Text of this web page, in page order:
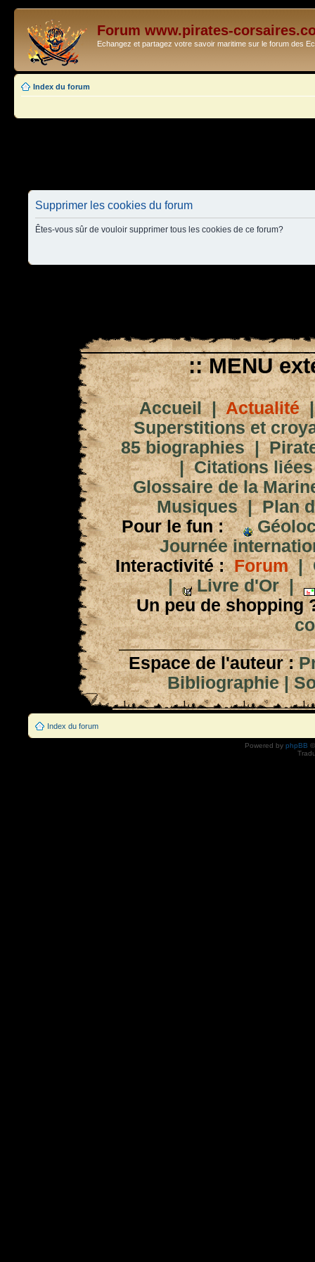
Forum www.pirates-
Echangez et partagez votre savoir maritime sur le forum des
Index du forum
Supprimer les cookies du forum
Êtes-vous sûr de vouloir supprimer tous les cookies de ce forum?
:: MENU
Accueil|Actualité
Superstitions et
85 biographies|
|Citations
Glossaire de la
Musiques|Plan
Pour le fun :
Journée
Interactivité : Forum|
|
Livre d'Or|
Un peu de shopping
Espace de l'auteur :
Bibliographie|
Index du forum
Powered by phpBB